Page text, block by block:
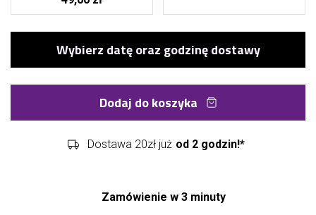
Dodaj do koszyka
Dostawa 20zł już od 2 godzin!*
Zamówienie w 3 minuty